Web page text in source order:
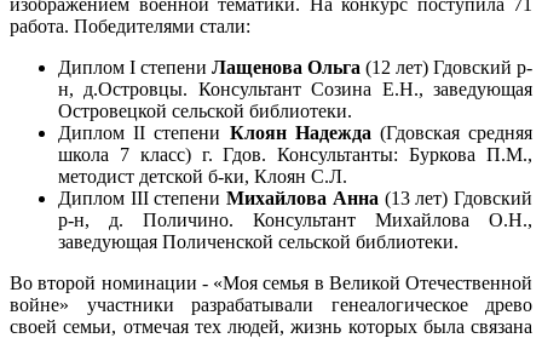
работа. Победителями стали:
Диплом I степени Лащенова Ольга (12 лет) Гдовский р-
н, д.Островцы. Консультант Созина Е.Н., заведующая
Островецкой сельской библиотеки.
Диплом II степени Клоян Надежда (Гдовская средняя
школа 7 класс) г. Гдов. Консультанты: Буркова П.М.,
методист детской б-ки, Клоян С.Л.
Диплом III степениМихайлова Анна (13 лет) Гдовский
р-н, д. Поличино. Консультант Михайлова О.Н.,
заведующая Поличенской сельской библиотеки.
Во второй номинации - «Моя семья в Великой Отечественной
войне» участники разрабатывали генеалогическое древо
своей семьи, отмечая тех людей, жизнь которых была связана